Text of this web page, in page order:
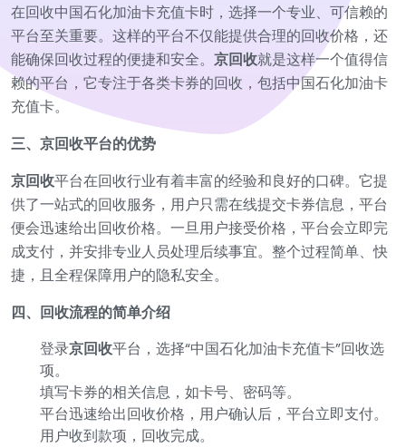
在回收中国石化加油卡充值卡时，选择一个专业、可信赖的
平台至关重要。这样的平台不仅能提供合理的回收价格，还
能确保回收过程的便捷和安全。 京回收就是这样一个值得信
赖的平台，它专注于各类卡券的回收，包括中国石化加油卡
充值卡。
三、京回收平台的优势
京回收平台在回收行业有着丰富的经验和良好的口碑。它提
供了一站式的回收服务，用户只需在线提交卡券信息，平台
便会迅速给出回收价格。一旦用户接受价格，平台会立即完
成支付，并安排专业人员处理后续事宜。整个过程简单、快
捷，且全程保障用户的隐私安全。
四、回收流程的简单介绍
登录京回收平台，选择“中国石化加油卡充值卡”回收选
项。
填写卡券的相关信息，如卡号、密码等。
平台迅速给出回收价格，用户确认后，平台立即支付。
用户收到款项，回收完成。